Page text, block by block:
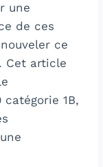
une
de ces
ce
Cet article
catégorie 1B,